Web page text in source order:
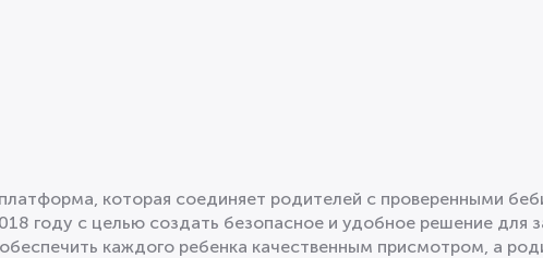
которая соединяет родителей с проверенными
году с целью создать безопасное и удобное решение для
каждого ребенка качественным присмотром, а